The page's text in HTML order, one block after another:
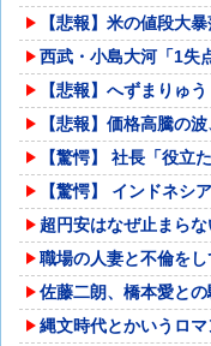
【悲報】米の値段大
西武・小島大河「1失
【悲報】へずまりゅ
【悲報】価格高騰の
【驚愕】 社長「役立
【驚愕】 インドネシ
超円安はなぜ止まら
職場の人妻と不倫をし
佐藤二朗、橋本愛と
縄文時代とかいうロ